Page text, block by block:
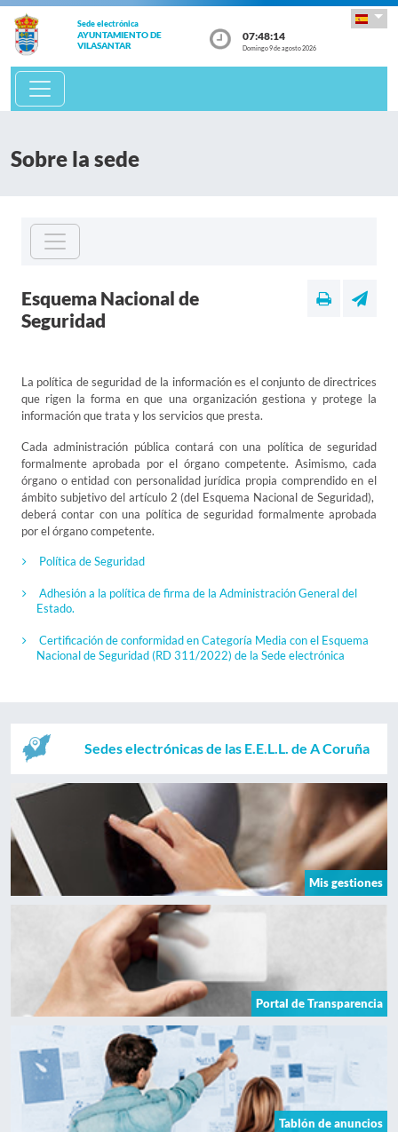
Sede electrónica
AYUNTAMIENTO DE
VILASANTAR
07:48:14
Domingo 9 de agosto 2026
Sobre la sede
Esquema Nacional de
Seguridad
La política de seguridad de la información es el conjunto de directrices
que rigen la forma en que una organización gestiona y protege la
información que trata y los servicios que presta.
Cada administración pública contará con una política de seguridad
formalmente aprobada por el órgano competente. Asimismo, cada
órgano o entidad con personalidad jurídica propia comprendido en el
ámbito subjetivo del artículo 2 (del Esquema Nacional de Seguridad),
deberá contar con una política de seguridad formalmente aprobada
por el órgano competente.
Política de Seguridad
Adhesión a la política de firma de la Administración General del
Estado.
Certificación de conformidad en Categoría Media con el Esquema
Nacional de Seguridad (RD 311/2022) de la Sede electrónica
Sedes electrónicas de las E.E.L.L. de A Coruña
Mis gestiones
Portal de Transparencia
Tablón de anuncios